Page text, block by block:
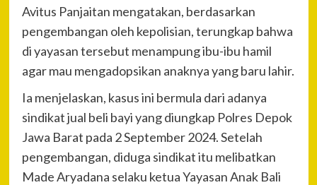
Avitus Panjaitan mengatakan, berdasarkan
pengembangan oleh kepolisian, terungkap bahwa
di yayasan tersebut menampung ibu-ibu hamil
agar mau mengadopsikan anaknya yang baru lahir.
Ia menjelaskan, kasus ini bermula dari adanya
sindikat jual beli bayi yang diungkap Polres Depok
Jawa Barat pada 2 September 2024. Setelah
pengembangan, diduga sindikat itu melibatkan
Made Aryadana selaku ketua Yayasan Anak Bali